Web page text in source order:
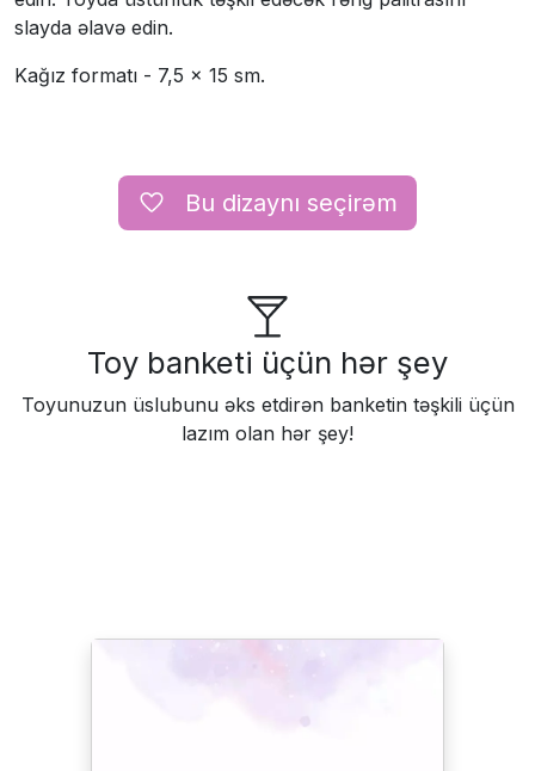
slayda əlavə edin.
Kağız formatı - 7,5 × 15 sm.
Вu dizaynı seçirəm
Toy banketi üçün hər şey
Toyunuzun üslubunu əks etdirən banketin təşkili üçün
lazım olan hər şey!